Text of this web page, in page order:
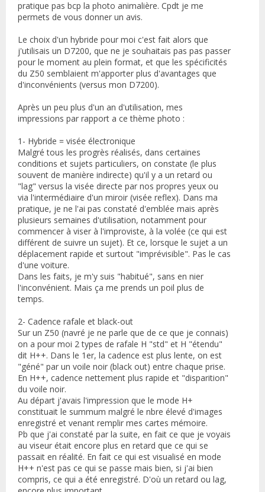
pratique pas bcp la photo animalière. Cpdt je me
permets de vous donner un avis.
Le choix d'un hybride pour moi c'est fait alors que
j'utilisais un D7200, que ne je souhaitais pas pas passer
pour le moment au plein format, et que les spécificités
du Z50 semblaient m'apporter plus d'avantages que
d'inconvénients (versus mon D7200).
Après un peu plus d'un an d'utilisation, mes
impressions par rapport a ce thème photo :
1- Hybride = visée électronique
Malgré tous les progrès réalisés, dans certaines
conditions et sujets particuliers, on constate (le plus
souvent de manière indirecte) qu'il y a un retard ou
"lag" versus la visée directe par nos propres yeux ou
via l'intermédiaire d'un miroir (visée reflex). Dans ma
pratique, je ne l'ai pas constaté d'emblée mais après
plusieurs semaines d'utilisation, notamment pour
commencer à viser à l'improviste, à la volée (ce qui est
différent de suivre un sujet). Et ce, lorsque le sujet a un
déplacement rapide et surtout "imprévisible". Pas le cas
d'une voiture.
Dans les faits, je m'y suis "habitué", sans en nier
l'inconvénient. Mais ça me prends un poil plus de
temps.
2- Cadence rafale et black-out
Sur un Z50 (navré je ne parle que de ce que je connais)
on a pour moi 2 types de rafale H "std" et H "étendu"
dit H++. Dans le 1er, la cadence est plus lente, on est
"géné" par un voile noir (black out) entre chaque prise.
En H++, cadence nettement plus rapide et "disparition"
du voile noir.
Au départ j'avais l'impression que le mode H+
constituait le summum malgré le nbre élevé d'images
enregistré et venant remplir mes cartes mémoire.
Pb que j'ai constaté par la suite, en fait ce que je voyais
au viseur était encore plus en retard que ce qui se
passait en réalité. En fait ce qui est visualisé en mode
H++ n'est pas ce qui se passe mais bien, si j'ai bien
compris, ce qui a été enregistré. D'où un retard ou lag,